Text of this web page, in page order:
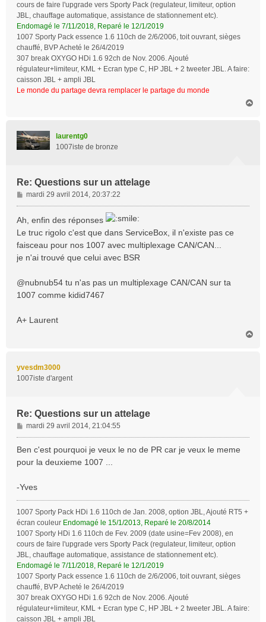
cours de faire l'upgrade vers Sporty Pack (regulateur, limiteur, option
JBL, chauffage automatique, assistance de stationnement etc).
Endomagé le 7/11/2018, Reparé le 12/1/2019
1007 Sporty Pack essence 1.6 110ch de 2/6/2006, toit ouvrant, sièges
chauffé, BVP Acheté le 26/4/2019
307 break OXYGO HDi 1.6 92ch de Nov. 2006. Ajouté
régulateur+limiteur, KML + Ecran type C, HP JBL + 2 tweeter JBL. A faire:
caisson JBL + ampli JBL
Le monde du partage devra remplacer le partage du monde
laurentg0
1007iste de bronze
Re: Questions sur un attelage
M
e
s
a
g
e
mardi 29 avril 2014, 20:37:22
Ah, enfin des réponses
Le truc rigolo c'est que dans ServiceBox, il n'existe pas ce
faisceau pour nos 1007 avec multiplexage CAN/CAN...
je n'ai trouvé que celui avec BSR
@nubnub54 tu n'as pas un multiplexage CAN/CAN sur ta
1007 comme kidid7467
A+ Laurent
yvesdm3000
1007iste d'argent
Re: Questions sur un attelage
M
e
s
e
mardi 29 avril 2014, 21:04:55
Ben c'est pourquoi je veux le no de PR car je veux le meme
pour la deuxieme 1007 ...
-Yves
1007 Sporty Pack HDi 1.6 110ch de Jan. 2008, option JBL, Ajouté RT5 +
écran couleur Endomagé le 15/1/2013, Reparé le 20/8/2014
1007 Sporty HDi 1.6 110ch de Fev. 2009 (date usine=Fev 2008), en
cours de faire l'upgrade vers Sporty Pack (regulateur, limiteur, option
JBL, chauffage automatique, assistance de stationnement etc).
Endomagé le 7/11/2018, Reparé le 12/1/2019
1007 Sporty Pack essence 1.6 110ch de 2/6/2006, toit ouvrant, sièges
chauffé, BVP Acheté le 26/4/2019
307 break OXYGO HDi 1.6 92ch de Nov. 2006. Ajouté
régulateur+limiteur, KML + Ecran type C, HP JBL + 2 tweeter JBL. A faire:
caisson JBL + ampli JBL